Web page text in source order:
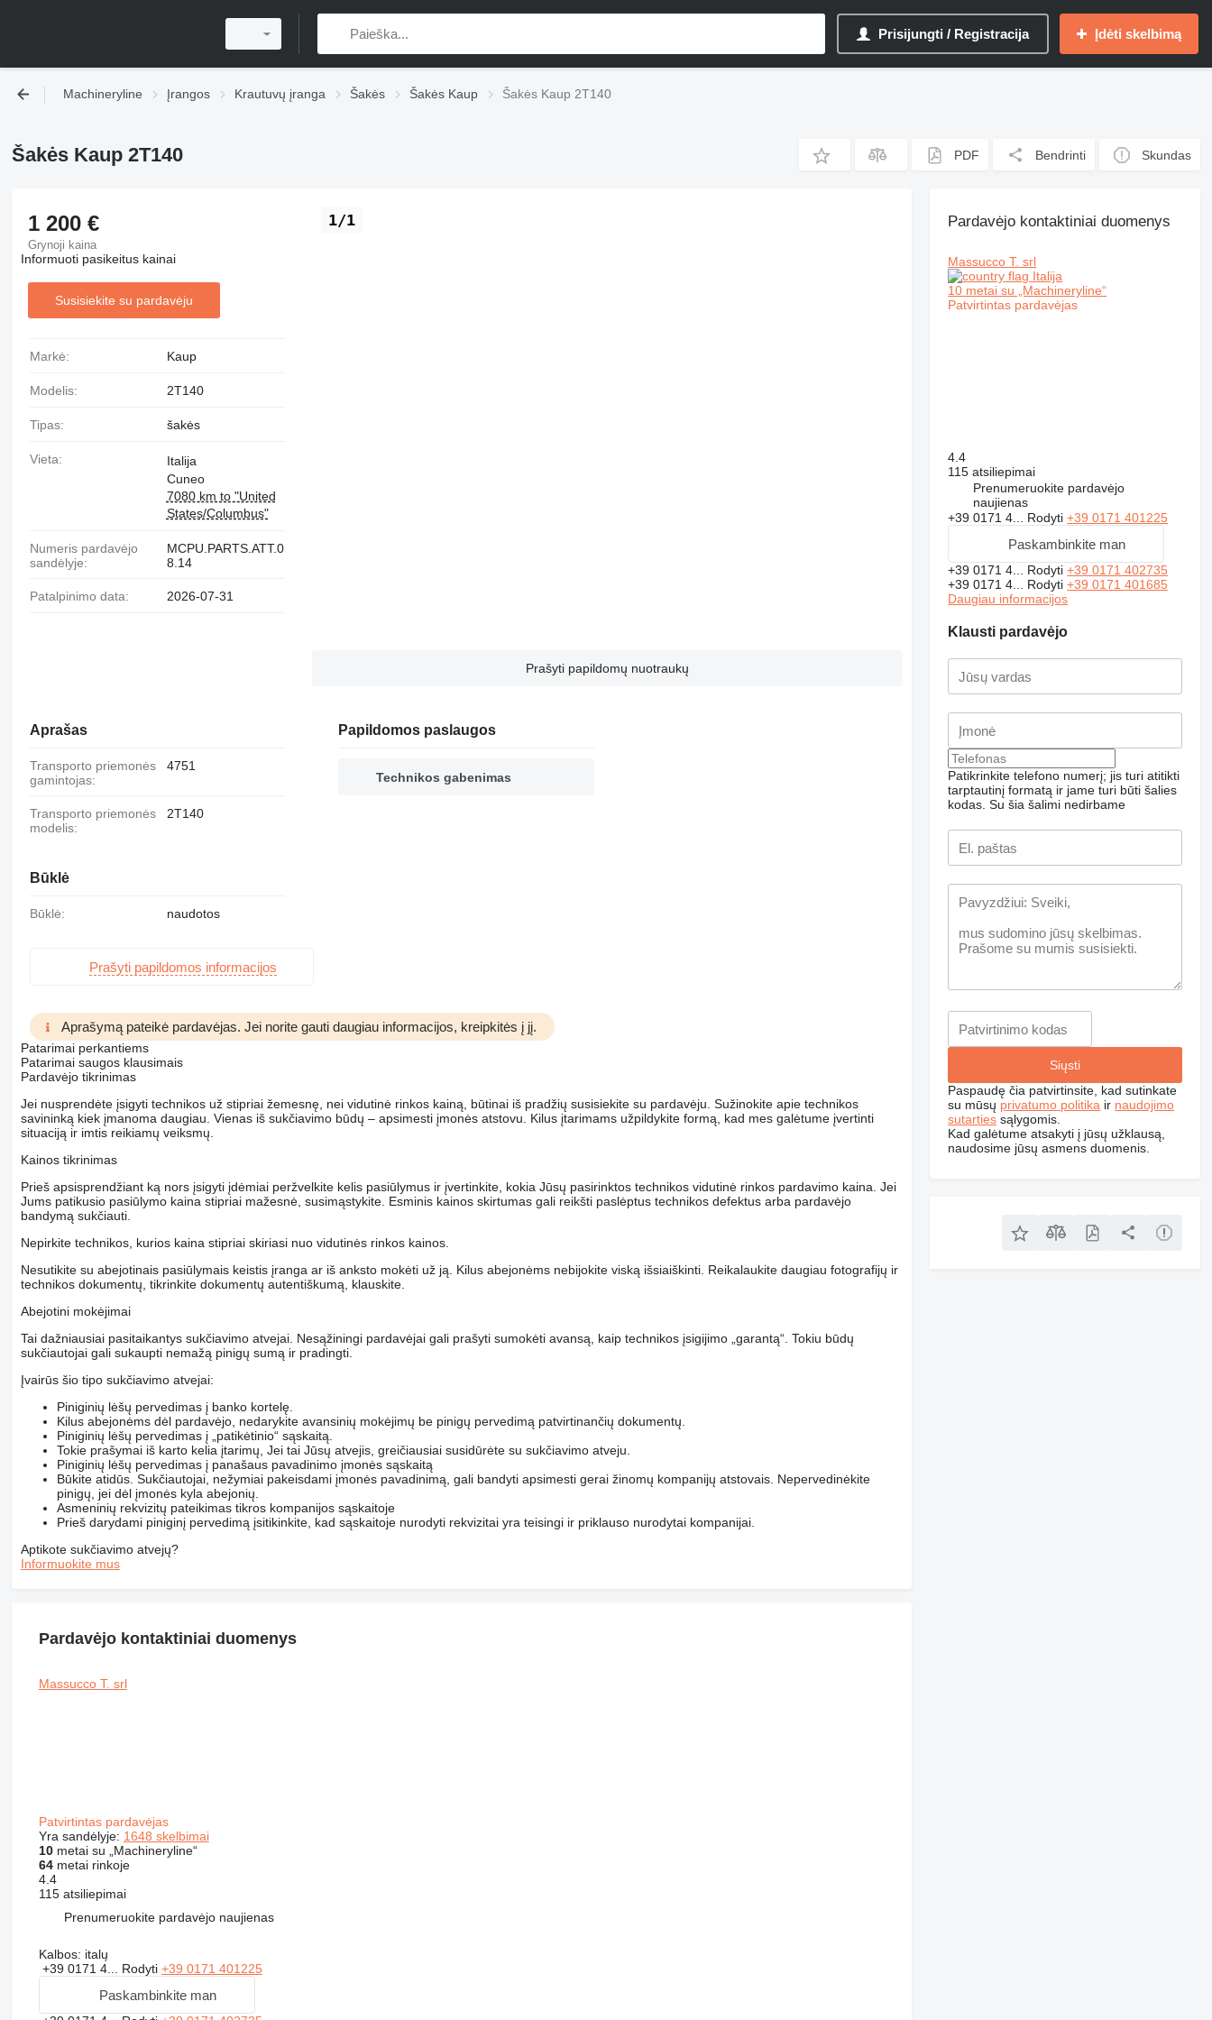
Prisijungti / Registracija Įdėti skelbimą
Machineryline Įrangos Krautuvų įranga Šakės Šakės Kaup Šakės Kaup 2T140
Šakės Kaup 2T140 PDF Bendrinti Skundas
1/1
Prašyti papildomų nuotraukų
1 200 €
Grynoji kaina
Informuoti pasikeitus kainai
Susisiekite su pardavėju
Markė: Kaup
Modelis: 2T140
Tipas: šakės
Vieta:
Italija
Cuneo
7080 km to "United
States/Columbus"
Numeris pardavėjo
sandėlyje:
MCPU.PARTS.ATT.0
8.14
Patalpinimo data: 2026-07-31
Aprašas
Transporto priemonės
gamintojas:
4751
Transporto priemonės
modelis:
2T140
Būklė
Būklė: naudotos
Papildomos paslaugos
Technikos gabenimas
Prašyti papildomos informacijos
Aprašymą pateikė pardavėjas. Jei norite gauti daugiau informacijos, kreipkitės į jį.
Patarimai perkantiems
Patarimai saugos klausimais
Pardavėjo tikrinimas
Jei nusprendėte įsigyti technikos už stipriai žemesnę, nei vidutinė rinkos kainą, būtinai iš pradžių susisiekite su pardavėju. Sužinokite apie technikos
savininką kiek įmanoma daugiau. Vienas iš sukčiavimo būdų – apsimesti įmonės atstovu. Kilus įtarimams užpildykite formą, kad mes galėtume įvertinti
situaciją ir imtis reikiamų veiksmų.
Kainos tikrinimas
Prieš apsisprendžiant ką nors įsigyti įdėmiai peržvelkite kelis pasiūlymus ir įvertinkite, kokia Jūsų pasirinktos technikos vidutinė rinkos pardavimo kaina. Jei
Jums patikusio pasiūlymo kaina stipriai mažesnė, susimąstykite. Esminis kainos skirtumas gali reikšti paslėptus technikos defektus arba pardavėjo
bandymą sukčiauti.
Nepirkite technikos, kurios kaina stipriai skiriasi nuo vidutinės rinkos kainos.
Nesutikite su abejotinais pasiūlymais keistis įranga ar iš anksto mokėti už ją. Kilus abejonėms nebijokite viską išsiaiškinti. Reikalaukite daugiau fotografijų ir
technikos dokumentų, tikrinkite dokumentų autentiškumą, klauskite.
Abejotini mokėjimai
Tai dažniausiai pasitaikantys sukčiavimo atvejai. Nesąžiningi pardavėjai gali prašyti sumokėti avansą, kaip technikos įsigijimo „garantą“. Tokiu būdų
sukčiautojai gali sukaupti nemažą pinigų sumą ir pradingti.
Įvairūs šio tipo sukčiavimo atvejai:
Piniginių lėšų pervedimas į banko kortelę.
Kilus abejonėms dėl pardavėjo, nedarykite avansinių mokėjimų be pinigų pervedimą patvirtinančių dokumentų.
Piniginių lėšų pervedimas į „patikėtinio“ sąskaitą.
Tokie prašymai iš karto kelia įtarimų, Jei tai Jūsų atvejis, greičiausiai susidūrėte su sukčiavimo atveju.
Piniginių lėšų pervedimas į panašaus pavadinimo įmonės sąskaitą
Būkite atidūs. Sukčiautojai, nežymiai pakeisdami įmonės pavadinimą, gali bandyti apsimesti gerai žinomų kompanijų atstovais. Nepervedinėkite
pinigų, jei dėl įmonės kyla abejonių.
Asmeninių rekvizitų pateikimas tikros kompanijos sąskaitoje
Prieš darydami piniginį pervedimą įsitikinkite, kad sąskaitoje nurodyti rekvizitai yra teisingi ir priklauso nurodytai kompanijai.
Aptikote sukčiavimo atvejų?
Informuokite mus
Pardavėjo kontaktiniai duomenys
Massucco T. srl
Patvirtintas pardavėjas
Yra sandėlyje: 1648 skelbimai
10metai su „Machineryline“
64metai rinkoje
4.4
115 atsiliepimai
Prenumeruokite pardavėjo naujienas
Kalbos: italų
+39 0171 4... Rodyti +39 0171 401225
Paskambinkite man
Pardavėjo kontaktiniai duomenys
Massucco T. srl
Italija
10 metai su „Machineryline“
Patvirtintas pardavėjas
4.4
115 atsiliepimai
Prenumeruokite pardavėjo
naujienas
+39 0171 4... Rodyti+39 0171 401225
Paskambinkite man
+39 0171 4... Rodyti+39 0171 402735
+39 0171 4... Rodyti+39 0171 401685
Daugiau informacijos
Klausti pardavėjo
Patikrinkite telefono numerį; jis turi atitikti
tarptautinį formatą ir jame turi būti šalies
kodas. Su šia šalimi nedirbame
Paspaudę čia patvirtinsite, kad sutinkate
su mūsų privatumo politika ir naudojimo
sutarties sąlygomis.
Kad galėtume atsakyti į jūsų užklausą,
naudosime jūsų asmens duomenis.